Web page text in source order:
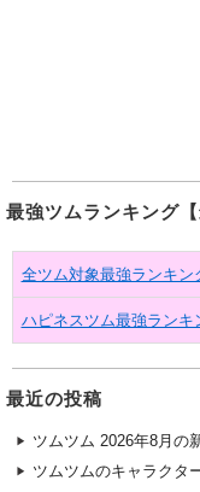
最強ツムランキング【
全ツム対象最強ランキン
ハピネスツム最強ランキ
最近の投稿
ツムツム 2026年8月の
ツムツムのキャラクタ